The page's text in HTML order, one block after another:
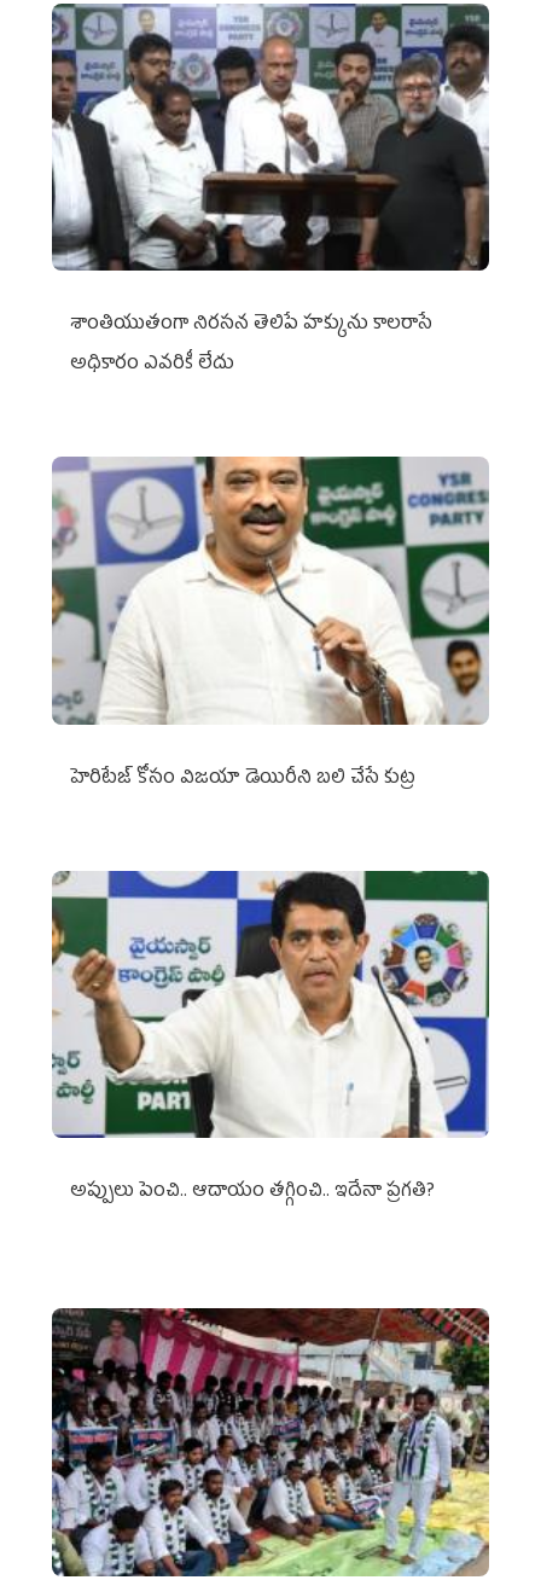
శాంతియుతంగా నిరసన తెలిపే హక్కును కాలరాసే
అధికారం ఎవరికీ లేదు
హెరిటేజ్ కోసం విజయా డెయిరీని బలి చేసే కుట్ర‌
అప్పులు పెంచి.. ఆదాయం తగ్గించి.. ఇదేనా ప్రగతి?